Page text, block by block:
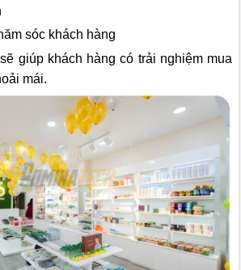
sóc khách hàng
giúp khách hàng có trải nghiệm mua
mái.